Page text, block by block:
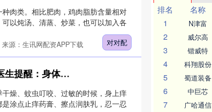
肉类。相比肥肉，鸡肉脂肪含量相对
以炖汤、清蒸、炒菜，也可以加入各
对对配
来源：生讯网配资APP下载
中利网 女子腿痒2个月竟查出肝癌！医生提醒：身体这2处发痒要当心
燥、蚊虫叮咬、过敏的时候，身上痒
涂点止痒药膏、擦点润肤乳，忍一忍
排名
名称
1
N津富
2 威尔高
3 锴威特
4 科翔股份
5 蜀道装备
6 中巨芯
7 广哈通信